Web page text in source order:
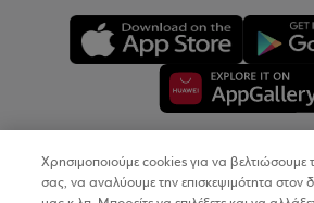
Copyright © 2026
Χρησιμοποιούμε cookies για να βελτιώσουμε
σας, να αναλύουμε την επισκεψιμότητα στον